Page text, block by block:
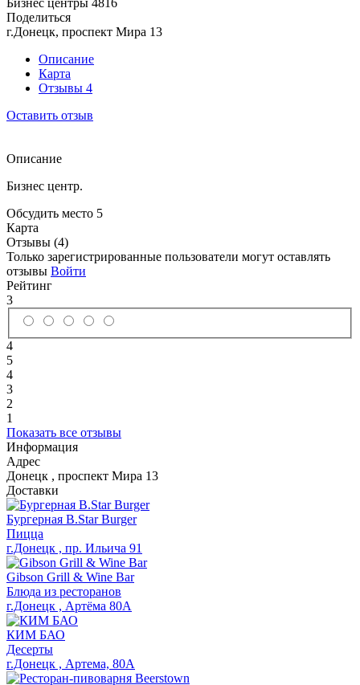
Поделиться
г.Донецк, проспект Мира 13
Описание
Карта
Отзывы 4
Оставить отзыв
Описание
Бизнес центр.
Обсудить место 5
Карта
Отзывы (4)
Только зарегистрированные пользователи могут оставлять
отзывы Войти
Рейтинг
3
4
5
4
3
2
1
Показать все отзывы
Информация
Адрес
Донецк , проспект Мира 13
Доставки
Бургерная B.Star Burger
Пицца
г.Донецк , пр. Ильича 91
Gibson Grill & Wine Bar
Блюда из ресторанов
г.Донецк , Артёма 80А
КИМ БАО
Десерты
г.Донецк , Артема, 80А